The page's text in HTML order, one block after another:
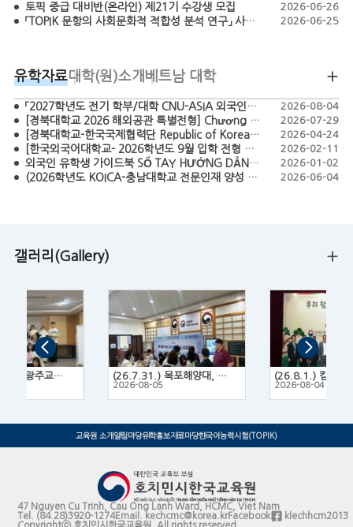
토픽 중급 대비반(온라인) 제21기 수강생 모집 2026-06-26
「TOPIK 문항의 사회문화적 적합성 분석 연구」 사업 간접보조사업자 공모 (재공고) 2026-06-25
유학자료대학(원)소개 베트남 대학
「2027학년도 전기 학부/대학 CNU-ASIA 외국인특별전형 모집요강」 TUYỂN SINH CHƯƠNG TRÌNH CNU-ASIA DÀNH CHO SINH VIÊN QUỐC TẾ HỆ ĐẠI HỌC/ CAO HỌC NĂM 2027 2026-08-04
[경북대학교 2026 해외공관 특별전형] Chương trình tuyển sinh đặc biệt năm 2026 của Đại học Quốc gia Kyungpook (Kyungpook National University) 2026-07-29
[경북대학교-한국국제협력단 Republic of Korea Scholarship Program – Master’s in Agriculture 2026] CHƯƠNG TRÌNH HỌC BỔNG KOICA - KNU 2026 2026-04-24
[한국외국어대학교- 2026학년도 9월 입학 전형 모집요강 ]-THÔNG TIN TUYỂN SINH HỌC KỲ THÁNG 9 NĂM 2026-CHƯƠNG TRÌNH TUYỂN SINH ĐẶC BIỆT DÀNH CHO SINH VIÊN QUỐC TẾ 2026-02-11
외국인 유학생 가이드북 SỔ TAY HƯỚNG DẪN DÀNH CHO DU HỌC SINH HÀN QUỐC 2026-01-02
(2026학년도 KOICA-충남대학교 전문인재 양성 프로그램 모집요강) KOICA-CNU NEXT Fellowship 2026 2026-06-04
갤러리(Gallery)
(26.7.14.~16.) 광주교육대학교 한국문화 체험 프로그램 (26.7.31.) 목포해양대, 목포대, 목포과학대 3개 대학 연합 유학박람회
2026-08-05 2026-08-04
교육원 소개 알림마당유학홍보자료마당한국어능력시험(TOPIK)
47 Nguyen Cu Trinh, Cau Ong Lanh Ward, HCMC, Viet Nam
Tel. (84.28)3920-1274Email. kechcmc@korea.krFacebook
klechhcm2013